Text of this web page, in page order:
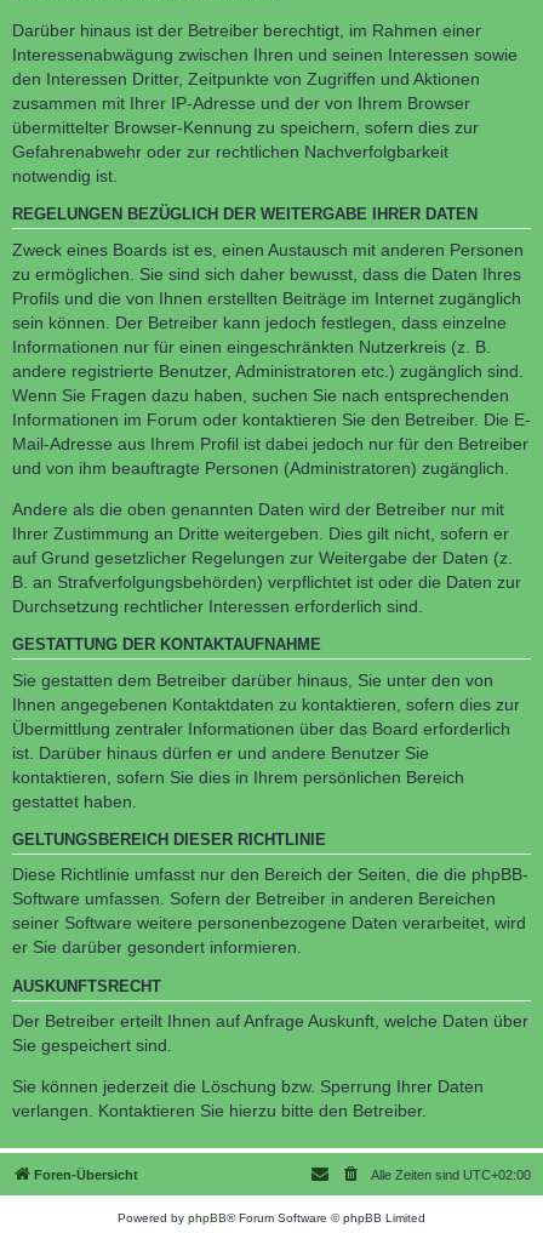
Darüber hinaus ist der Betreiber berechtigt, im Rahmen einer
Interessenabwägung zwischen Ihren und seinen Interessen sowie
den Interessen Dritter, Zeitpunkte von Zugriffen und Aktionen
zusammen mit Ihrer IP-Adresse und der von Ihrem Browser
übermittelter Browser-Kennung zu speichern, sofern dies zur
Gefahrenabwehr oder zur rechtlichen Nachverfolgbarkeit
notwendig ist.
REGELUNGEN BEZÜGLICH DER WEITERGABE IHRER DATEN
Zweck eines Boards ist es, einen Austausch mit anderen Personen
zu ermöglichen. Sie sind sich daher bewusst, dass die Daten Ihres
Profils und die von Ihnen erstellten Beiträge im Internet zugänglich
sein können. Der Betreiber kann jedoch festlegen, dass einzelne
Informationen nur für einen eingeschränkten Nutzerkreis (z. B.
andere registrierte Benutzer, Administratoren etc.) zugänglich sind.
Wenn Sie Fragen dazu haben, suchen Sie nach entsprechenden
Informationen im Forum oder kontaktieren Sie den Betreiber. Die E-
Mail-Adresse aus Ihrem Profil ist dabei jedoch nur für den Betreiber
und von ihm beauftragte Personen (Administratoren) zugänglich.
Andere als die oben genannten Daten wird der Betreiber nur mit
Ihrer Zustimmung an Dritte weitergeben. Dies gilt nicht, sofern er
auf Grund gesetzlicher Regelungen zur Weitergabe der Daten (z.
B. an Strafverfolgungsbehörden) verpflichtet ist oder die Daten zur
Durchsetzung rechtlicher Interessen erforderlich sind.
GESTATTUNG DER KONTAKTAUFNAHME
Sie gestatten dem Betreiber darüber hinaus, Sie unter den von
Ihnen angegebenen Kontaktdaten zu kontaktieren, sofern dies zur
Übermittlung zentraler Informationen über das Board erforderlich
ist. Darüber hinaus dürfen er und andere Benutzer Sie
kontaktieren, sofern Sie dies in Ihrem persönlichen Bereich
gestattet haben.
GELTUNGSBEREICH DIESER RICHTLINIE
Diese Richtlinie umfasst nur den Bereich der Seiten, die die phpBB-
Software umfassen. Sofern der Betreiber in anderen Bereichen
seiner Software weitere personenbezogene Daten verarbeitet, wird
er Sie darüber gesondert informieren.
AUSKUNFTSRECHT
Der Betreiber erteilt Ihnen auf Anfrage Auskunft, welche Daten über
Sie gespeichert sind.
Sie können jederzeit die Löschung bzw. Sperrung Ihrer Daten
verlangen. Kontaktieren Sie hierzu bitte den Betreiber.
Foren-Übersicht Alle Zeiten sind UTC+02:00
Powered by phpBB® Forum Software © phpBB Limited